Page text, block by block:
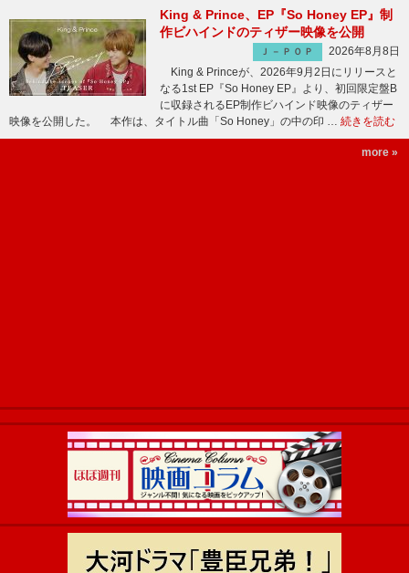
King & Prince、EP『So Honey EP』制
作ビハインドのティザー映像を公開
Ｊ－ＰＯＰ
2026年8月8日
King & Princeが、2026年9月2日にリリースと
なる1st EP『So Honey EP』より、初回限定盤B
に収録されるEP制作ビハインド映像のティザー
映像を公開した。 本作は、タイトル曲「So Honey」の中の印 … 続きを読む
more »